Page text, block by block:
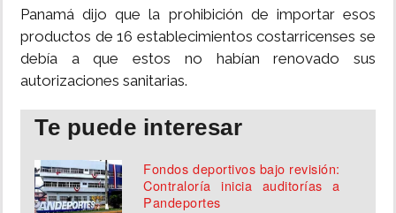
Panamá dijo que la prohibición de importar esos
productos de 16 establecimientos costarricenses se
debía a que estos no habían renovado sus
autorizaciones sanitarias.
Te puede interesar
Fondos deportivos bajo revisión:
Contraloría inicia auditorías a
Pandeportes